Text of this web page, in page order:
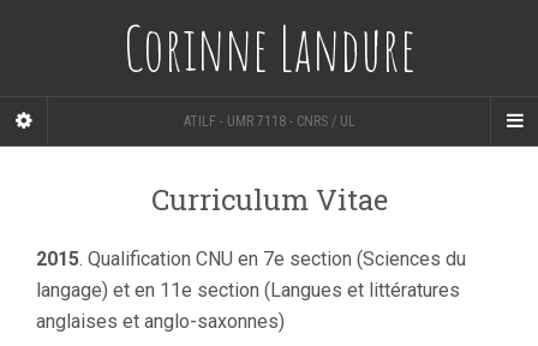
Corinne Landure
ATILF - UMR 7118 - CNRS / UL
Curriculum Vitae
2015. Qualification CNU en 7e section (Sciences du
langage) et en 11e section (Langues et littératures
anglaises et anglo-saxonnes)